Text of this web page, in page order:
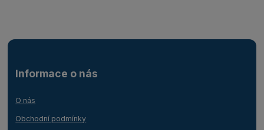
Informace o nás
O nás
Obchodní podmínky